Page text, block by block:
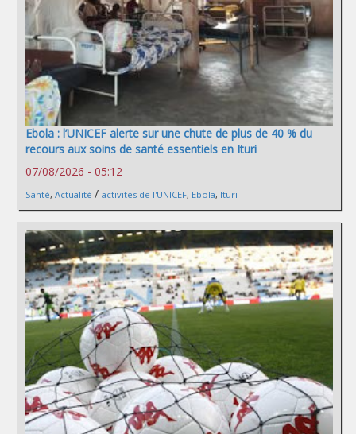
Ebola : l’UNICEF alerte sur une chute de plus de 40 % du
recours aux soins de santé essentiels en Ituri
07/08/2026 - 05:12
Santé, Actualité / activités de l'UNICEF, Ebola, Ituri